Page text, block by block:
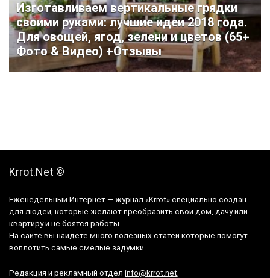
Изготавливаем вертикальные грядки
своими руками: лучшие идеи 2018 года.
Для овощей, ягод, зелени и цветов (65+
Фото & Видео) +Отзывы
Krrot.Net ©
Еженедельный Интернет — журнал «Krrot» специально создан
для людей, которые желают преобразить свой дом, дачу или
квартиру и не боятся работы.
На сайте вы найдете много полезных статей которые помогут
воплотить самые смелые задумки.
Редакция и рекламный отдел info@krrot.net,